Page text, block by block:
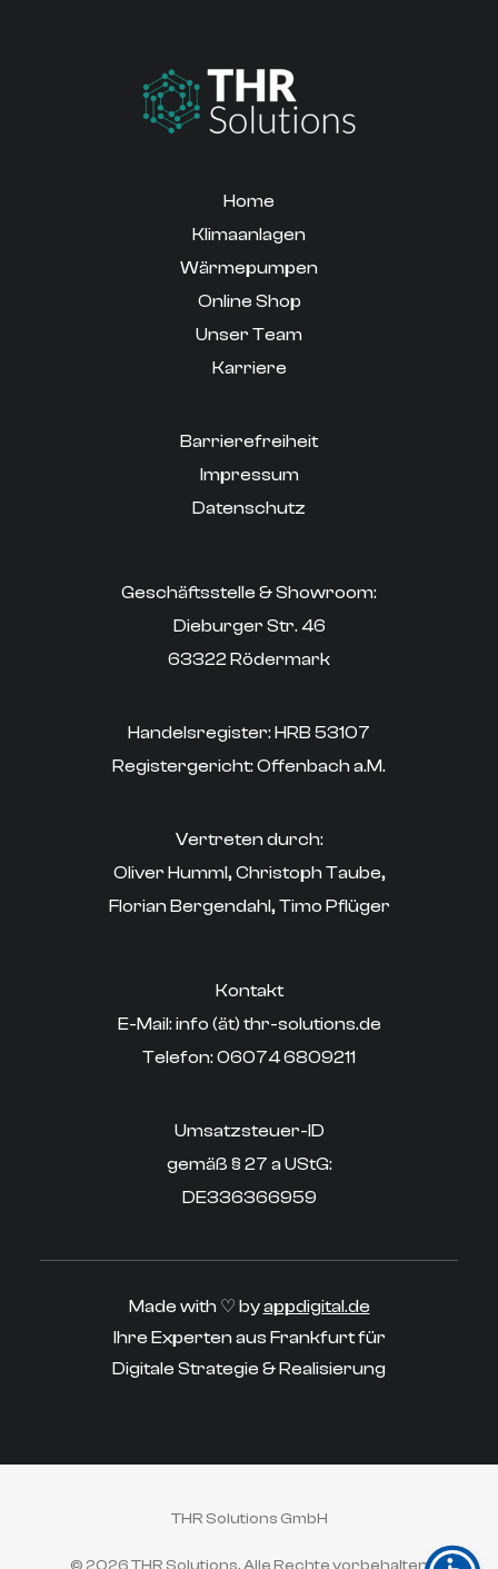
Home
Klimaanlagen
Wärmepumpen
Online Shop
Unser Team
Karriere
Barrierefreiheit
Impressum
Datenschutz
Geschäftsstelle & Showroom:
Dieburger Str. 46
63322 Rödermark
Handelsregister: HRB 53107
Registergericht: Offenbach a.M.
Vertreten durch:
Oliver Humml, Christoph Taube,
Florian Bergendahl, Timo Pflüger
Kontakt
E-Mail: info (ät) thr-solutions.de
‍Telefon: 06074 6809211
Umsatzsteuer-ID
gemäß § 27 a UStG:
DE336366959
Made with ♡ byappdigital.de
Ihre Experten aus Frankfurt für
Digitale Strategie & Realisierung
THR Solutions GmbH